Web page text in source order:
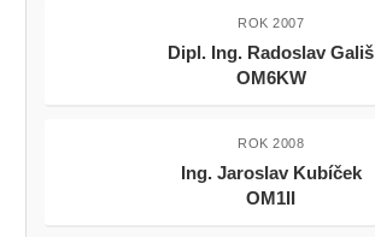
ROK 2007
Dipl. Ing. Radoslav Gališ
OM6KW
ROK 2008
Ing. Jaroslav Kubíček
OM1II